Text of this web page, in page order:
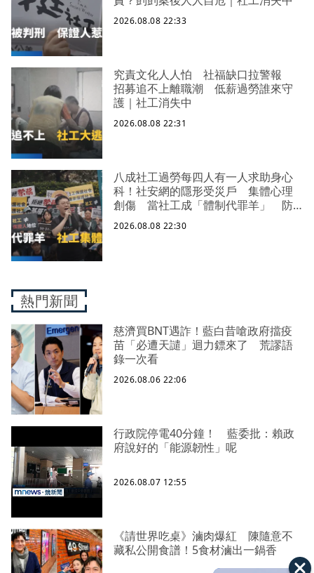
2026.08.08 22:33
究責文化人人怕 社福缺口拉警報
招募追不上離職潮 低薪過勞誰來守
護｜社工消失中
2026.08.08 22:31
八成社工過勞每四人有一人求助身心
科！社安網的隱形受災戶 集體心理
創傷 當社工成「體制代罪羊」 防
禦性社工不敢多做無奈趨勢？耗竭殆
盡下的社安網危機｜社工消失中
2026.08.08 22:30
熱門新聞
慈濟買BNT遇詐！藍白昔嗆政府擋疫
苗「必遭天譴」迴力鏢來了 荒謬語
錄一次看
2026.08.06 22:06
行政院停電40分鐘！ 藍委批：賴政
府說好的「能源韌性」呢
2026.08.07 12:55
《請世界吃桌》滷肉爆紅 陳隨意不
藏私公開食譜！5食材滷出一鍋香